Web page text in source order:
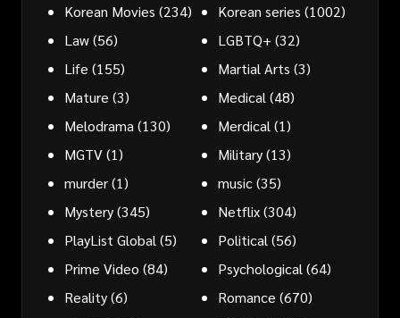
Korean Movies (234) Korean series (1002)
Law(56) LGBTQ+ (32)
Life (155) Martial Arts (3)
Mature (3) Medical (48)
Melodrama (130) Merdical (1)
MGTV(1) Military(13)
murder(1) music(35)
Mystery(345) Netflix(304)
PlayList Global (5) Political (56)
Prime Video (84) Psychological (64)
Reality(6) Romance (670)